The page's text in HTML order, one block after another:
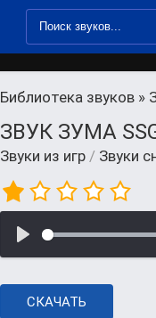
Библиотека звуков »
ЗВУК ЗУМА
Звуки из игр / Звуки
СКАЧАТЬ